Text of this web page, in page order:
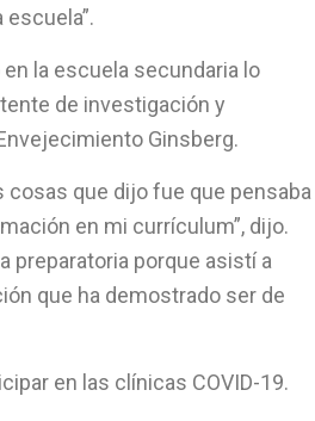
la escuela secundaria lo
de investigación y
Ginsberg.
cosas que dijo fue que pensaba
en mi currículum”, dijo.
preparatoria porque asistí a
que ha demostrado ser de
en las clínicas COVID-19.